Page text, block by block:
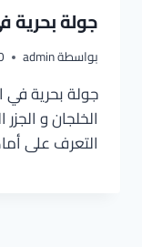
جولة بحرية
بواسطةadmin
جولة بحرية في
الخلجان و
التعرف على